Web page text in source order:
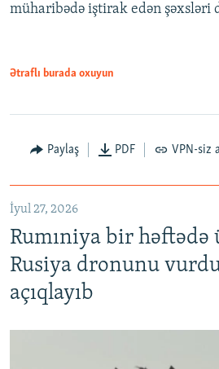
müharibədə iştirak edən şəxsləri
Ətraflı burada oxuyun
Paylaş PDF VPN-siz
İyul 27, 2026
Rumıniya bir həftədə
Rusiya dronunu
açıqlayıb